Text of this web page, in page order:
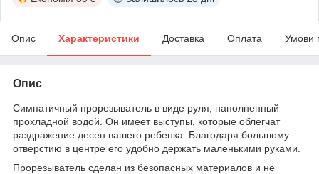
Опис Характеристики Доставка Оплата Умови
Опис
Симпатичный прорезыватель в виде руля, наполненный
прохладной водой. Он имеет выступы, которые облегчат
раздражение десен вашего ребенка. Благодаря большому
отверстию в центре его удобно держать маленькими руками.
Прорезыватель сделан из безопасных материалов и не